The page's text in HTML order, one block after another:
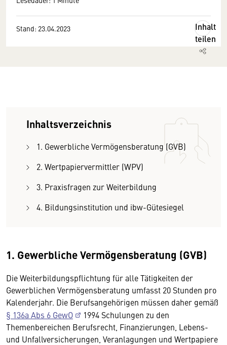
Stand: 23.04.2023
Inhalt
teilen
Inhaltsverzeichnis
1. Gewerbliche Vermögensberatung (GVB)
2. Wertpapiervermittler (WPV)
3. Praxisfragen zur Weiterbildung
4. Bildungsinstitution und ibw-Gütesiegel
1. Gewerbliche Vermögensberatung (GVB)
Die Weiterbildungspflichtung für alle Tätigkeiten der
Gewerblichen Vermögensberatung umfasst 20 Stunden pro
Kalenderjahr. Die Berufsangehörigen müssen daher gemäß
§ 136a Abs 6 GewO
1994 Schulungen zu den
Themenbereichen Berufsrecht, Finanzierungen, Lebens-
und Unfallversicherungen, Veranlagungen und Wertpapiere